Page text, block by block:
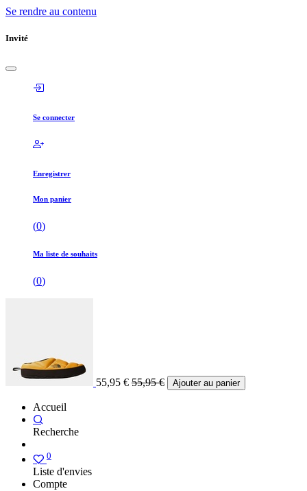
Se rendre au contenu
Invité
Se connecter
Enregistrer
Mon panier
(0)
Ma liste de souhaits
(0)
55,95 € 55,95€ Ajouter au panier
Accueil
Recherche
0
Liste d'envies
Compte